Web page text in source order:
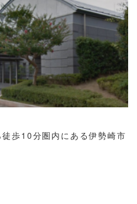
歩10分圏内にある伊勢崎市